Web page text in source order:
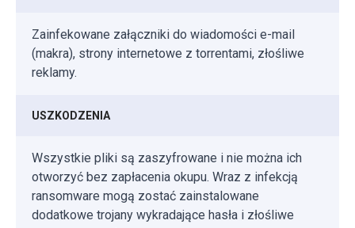
Zainfekowane załączniki do wiadomości e-mail
(makra), strony internetowe z torrentami, złośliwe
reklamy.
USZKODZENIA
Wszystkie pliki są zaszyfrowane i nie można ich
otworzyć bez zapłacenia okupu. Wraz z infekcją
ransomware mogą zostać zainstalowane
dodatkowe trojany wykradające hasła i złośliwe